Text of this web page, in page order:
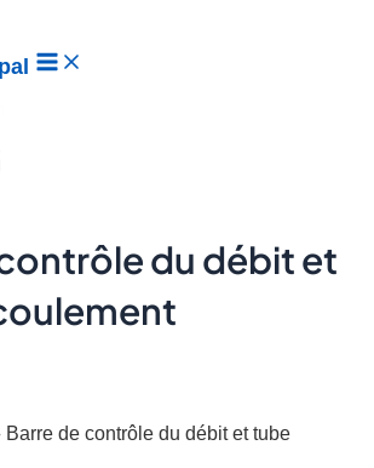
du débit et
Barre de contrôle du débit et tube